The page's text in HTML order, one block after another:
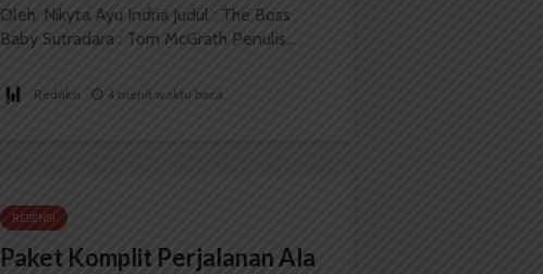
Oleh: Nikyta Ayu Indria Judul : The Boss
Baby Sutradara : Tom McGrath Penulis...
Redaksi 4 menit waktu baca
RESENSI
Paket Komplit Perjalanan Ala